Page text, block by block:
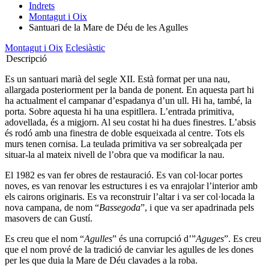
Indrets
Montagut i Oix
Santuari de la Mare de Déu de les Agulles
Montagut i Oix Eclesiàstic
Descripció
Es un santuari marià del segle XII. Està format per una nau,
allargada posteriorment per la banda de ponent. En aquesta part hi
ha actualment el campanar d’espadanya d’un ull. Hi ha, també, la
porta. Sobre aquesta hi ha una espitllera. L’entrada primitiva,
adovellada, és a migjorn. Al seu costat hi ha dues finestres. L’absis
és rodó amb una finestra de doble esqueixada al centre. Tots els
murs tenen cornisa. La teulada primitiva va ser sobrealçada per
situar-la al mateix nivell de l’obra que va modificar la nau.
El 1982 es van fer obres de restauració. Es van col·locar portes
noves, es van renovar les estructures i es va enrajolar l’interior amb
els cairons originaris. Es va reconstruir l’altar i va ser col·locada la
nova campana, de nom “Bassegoda”, i que va ser apadrinada pels
masovers de can Gustí.
Es creu que el nom “Agulles” és una corrupció d’”Aguges”. Es creu
que el nom prové de la tradició de canviar les agulles de les dones
per les que duia la Mare de Déu clavades a la roba.